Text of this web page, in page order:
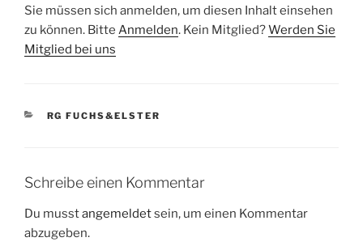
Sie müssen sich anmelden, um diesen Inhalt einsehen
zu können. Bitte Anmelden. Kein Mitglied?Werden Sie
Mitglied bei uns
KATEGORIEN
RG FUCHS&ELSTER
Schreibe einen Kommentar
Du musstangemeldetsein, um einen Kommentar
abzugeben.